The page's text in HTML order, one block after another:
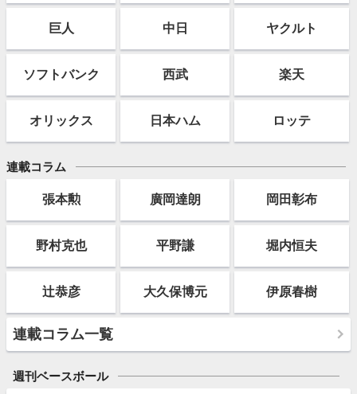
巨人 中日 ヤクルト
ソフト バンク 西武 楽天
オリックス 日本ハム ロッテ
連載コラム
張本勲 廣岡達朗 岡田彰布
野村克也 平野謙 堀内恒夫
辻恭彦 大久保博元 伊原春樹
連載コラム一覧
週刊ベースボール